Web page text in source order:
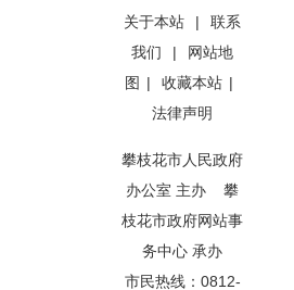
关于本站 |
联系
我们
|
网站地
图 | 收藏本站 |
法律声明
攀枝花市人民政府
办公室 主办 攀
枝花市政府网站事
务中心 承办
市民热线：0812-